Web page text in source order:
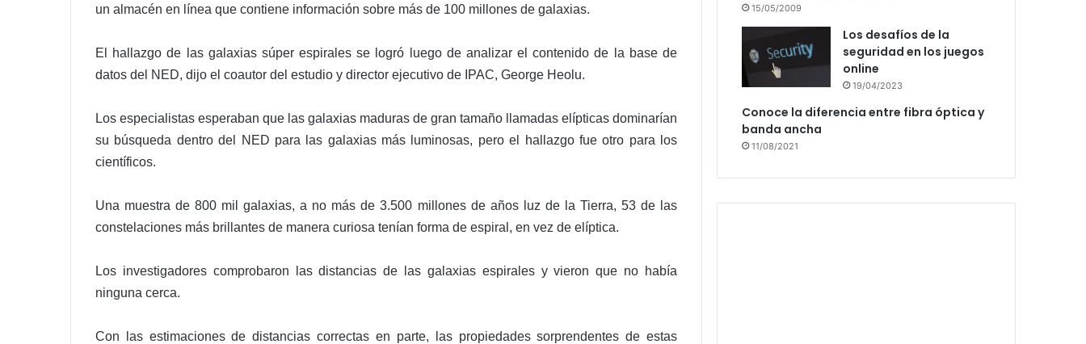
un almacén en línea que contiene información sobre más de 100 millones de galaxias.
El hallazgo de las galaxias súper espirales se logró luego de analizar el contenido de la base de
datos del NED, dijo el coautor del estudio y director ejecutivo de IPAC, George Heolu.
Los especialistas esperaban que las galaxias maduras de gran tamaño llamadas elípticas dominarían
su búsqueda dentro del NED para las galaxias más luminosas, pero el hallazgo fue otro para los
científicos.
Una muestra de 800 mil galaxias, a no más de 3.500 millones de años luz de la Tierra, 53 de las
constelaciones más brillantes de manera curiosa tenían forma de espiral, en vez de elíptica.
Los investigadores comprobaron las distancias de las galaxias espirales y vieron que no había
ninguna cerca.
Con las estimaciones de distancias correctas en parte, las propiedades sorprendentes de estas
15/05/2009
Los desafíos de la
seguridad en los juegos
online
19/04/2023
Conoce la diferencia entre fibra óptica y
banda ancha
11/08/2021